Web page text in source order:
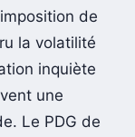
de
la volatilité
inquiète
une
Le PDG de